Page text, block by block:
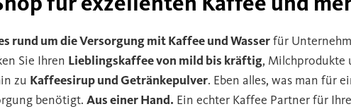
rund um die Versorgung mit Kaffee und Wasserfür
Sie Ihren Lieblingskaffee von mild bis kräftig, Milchprodukte
zu Kaffeesirup und Getränkepulver. Eben alles, was man für
benötigt. Aus einer Hand. Ein echter Kaffee Partner für